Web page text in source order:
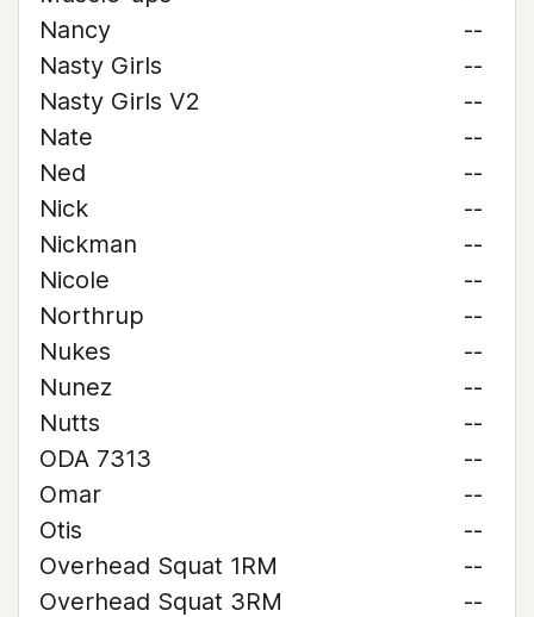
Nancy
--
Nasty Girls
--
Nasty Girls V2
--
Nate
--
Ned
--
Nick
--
Nickman
--
Nicole
--
Northrup
--
Nukes
--
Nunez
--
Nutts
--
ODA 7313
--
Omar
--
Otis
--
Overhead Squat 1RM
--
Overhead Squat 3RM
--